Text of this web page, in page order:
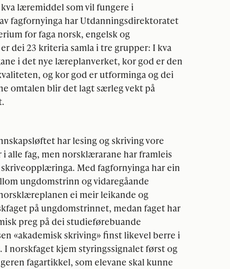
læremiddel som vil fungere i
fagfornyinga har Utdanningsdirektoratet
for faga norsk, engelsk og
dei 23 kriteria samla i tre grupper: I kva
i det nye læreplanverket, kor god er den
og kor god er utforminga og dei
omtalen blir det lagt særleg vekt på
har lesing og skriving vore
alle fag, men norsklærarane har framleis
Med fagfornyinga har ein
ungdomstrinn og vidaregåande
ei meir leikande og
på ungdomstrinnet, medan faget har
preg på dei studieførebuande
«akademisk skriving» finst likevel berre i
norskfaget kjem styringssignalet først og
fagartikkel, som elevane skal kunne